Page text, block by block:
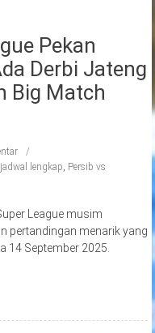
Pekan
Derbi Jateng
Big Match
jadwal lengkap Persib vs
League musim
pertandingan menarik yang
14 September 2025.